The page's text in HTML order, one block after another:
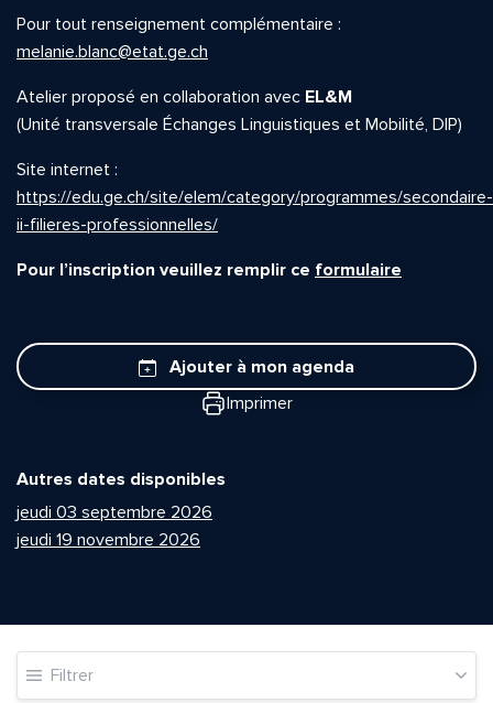
Pour tout renseignement complémentaire :
melanie.blanc@etat.ge.ch
Atelier proposé en collaboration avec EL&M
(Unité transversale Échanges Linguistiques et Mobilité, DIP)
Site internet :
https://edu.ge.ch/site/elem/category/programmes/secondaire-
ii-filieres-professionnelles/
Pour l’inscription veuillez remplir ce formulaire
Ajouter à mon agenda
Imprimer
Autres dates disponibles
jeudi 03 septembre 2026
jeudi 19 novembre 2026
Filtrer
Quelle est la pertinence de cette page?